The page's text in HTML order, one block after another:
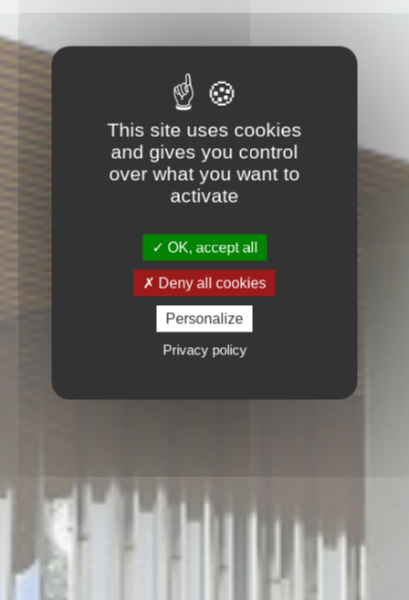
This site uses cookies
and gives you control
over what you want to
activate
OK, accept all
Deny all cookies
Personalize
Privacy policy